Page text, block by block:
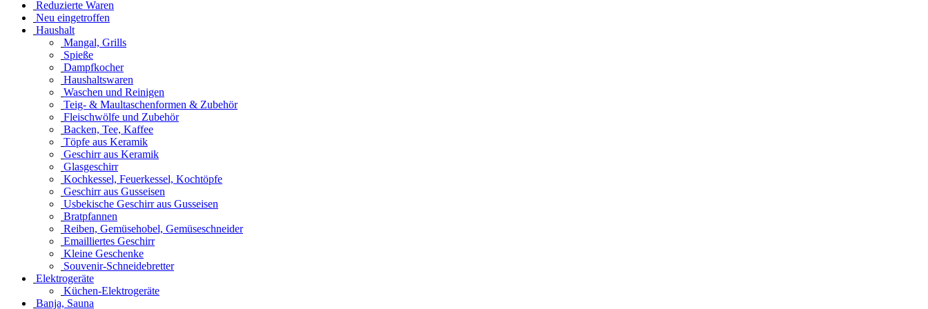
Reduzierte Waren
Neu eingetroffen
Haushalt
Mangal, Grills
Spieße
Dampfkocher
Haushaltswaren
Waschen und Reinigen
Teig- & Maultaschenformen & Zubehör
Fleischwölfe und Zubehör
Backen, Tee, Kaffee
Töpfe aus Keramik
Geschirr aus Keramik
Glasgeschirr
Kochkessel, Feuerkessel, Kochtöpfe
Geschirr aus Gusseisen
Usbekische Geschirr aus Gusseisen
Bratpfannen
Reiben, Gemüsehobel, Gemüseschneider
Emailliertes Geschirr
Kleine Geschenke
Souvenir-Schneidebretter
Elektrogeräte
Küchen-Elektrogeräte
Banja, Sauna